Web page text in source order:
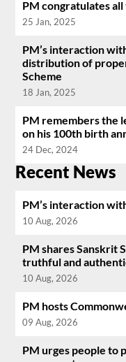
PM congratulates
25 Jan, 2025
PM’s interaction
distribution of
Scheme
18 Jan, 2025
PM remembers the
on his 100th birth
24 Dec, 2024
Recent News
PM’s interaction
10 Aug, 2026
PM shares Sanskrit
truthful and
10 Aug, 2026
PM hosts
09 Aug, 2026
PM urges people to